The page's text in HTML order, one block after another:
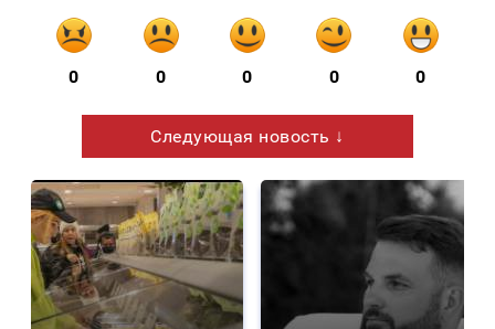
0 0 0 0 0
Следующая новость ↓